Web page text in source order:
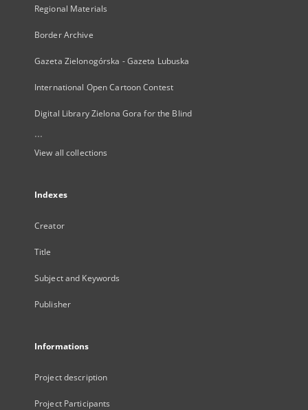
Regional Materials
Border Archive
Gazeta Zielonogórska - Gazeta Lubuska
International Open Cartoon Contest
Digital Library Zielona Gora for the Blind
...
View all collections
Indexes
Creator
Title
Subject and Keywords
Publisher
Informations
Project description
Project Participants